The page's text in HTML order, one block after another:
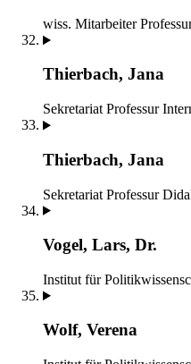
wiss. Mitarbeiter
Thierbach, Jana
Sekretariat Professur
Thierbach, Jana
Sekretariat Professur
Vogel, Lars, Dr.
Institut für
Wolf, Verena